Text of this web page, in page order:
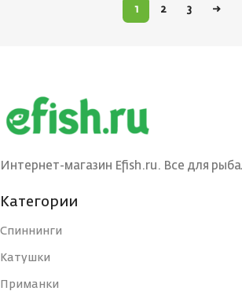
1 2 3 →
Интернет-магазин Efish.ru. Все для
Категории
Спиннинги
Катушки
Приманки